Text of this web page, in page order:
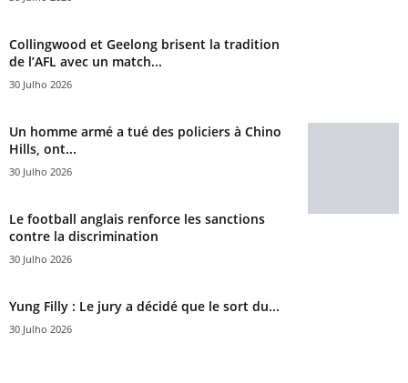
Collingwood et Geelong brisent la tradition
de l’AFL avec un match...
30 Julho 2026
Un homme armé a tué des policiers à Chino
Hills, ont...
30 Julho 2026
Le football anglais renforce les sanctions
contre la discrimination
30 Julho 2026
Yung Filly : Le jury a décidé que le sort du...
30 Julho 2026